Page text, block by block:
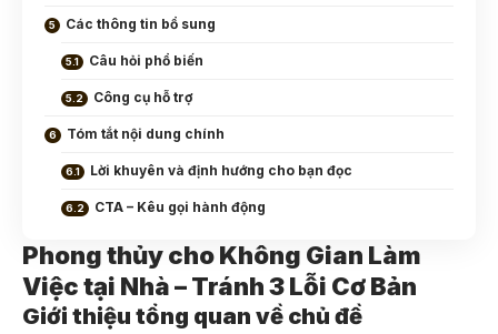
Các thông tin bổ sung
Câu hỏi phổ biến
Công cụ hỗ trợ
Tóm tắt nội dung chính
Lời khuyên và định hướng cho bạn đọc
CTA – Kêu gọi hành động
Phong thủy cho Không Gian Làm
Việc tại Nhà – Tránh 3 Lỗi Cơ Bản
Giới thiệu tổng quan về chủ đề